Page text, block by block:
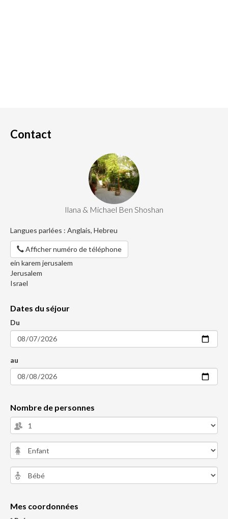
Contact
Ilana & Michael Ben Shoshan
Langues parlées : Anglais, Hebreu
Afficher numéro de téléphone
ein karem jerusalem
Jerusalem
Israel
Dates du séjour
Du
au
Nombre de personnes
Mes coordonnées